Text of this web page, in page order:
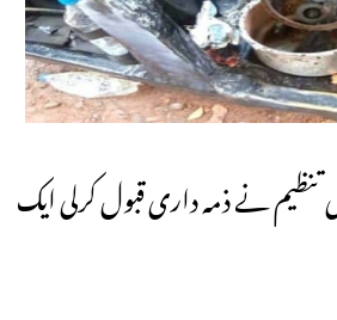
تنظیم نے ذمہ داری قبول کرلی ایک